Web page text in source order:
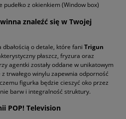
z okienkiem (Window box)
znaleźć się w Twojej
dbałością o detale, które fani Trigun
płaszcz, fryzura oraz
agentki zostały oddane w unikatowym
z trwałego winylu zapewnia odporność
figurka będzie cieszyć oko przez
barw i integralność struktury.
POP! Television